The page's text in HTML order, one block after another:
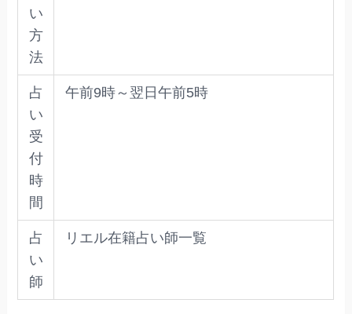
い
方
法
占
い
受
付
時
間
午前9時～翌日午前5時
占
い
師
リエル在籍占い師一覧